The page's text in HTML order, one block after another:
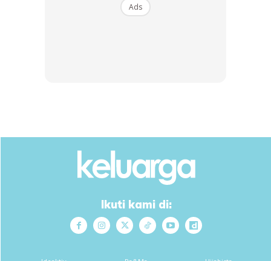
Anda mungkin berminat dengan
Ads
Ikuti kami di: